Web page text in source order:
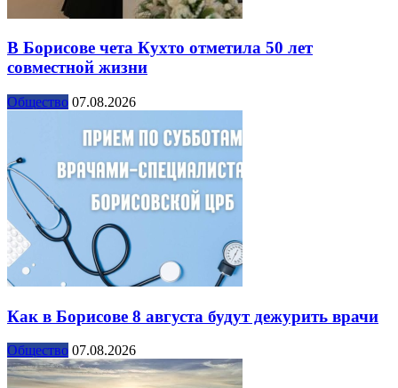
В Борисове чета Кухто отметила 50 лет
совместной жизни
Общество 07.08.2026
Как в Борисове 8 августа будут дежурить врачи
Общество 07.08.2026